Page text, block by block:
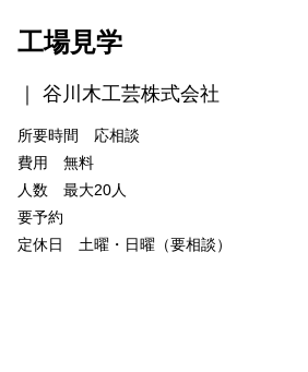
職人の話
香川にある国の伝統的工芸品
動画で​みるかがわもの
イラストでみる製造工程
ワークショップ
ものづくりを体験する
工場見学
谷川木工芸株式会社
所要時間 応相談
費用 無料
人数 最大20人
要予約
定休日 土曜・日曜（要相談）